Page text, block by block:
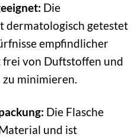
Die
dermatologisch getestet
empfindlicher
frei von Duftstoffen und
minimieren.
Die Flasche
und ist